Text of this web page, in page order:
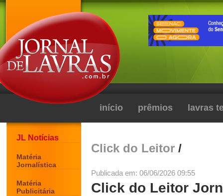
início prêmios lavras
JL Notícias
Matéria
Jornalística
Matéria
Publicitária
Click do Leitor /
Publicada em: 06/06/2026 09:55
Click do Leitor